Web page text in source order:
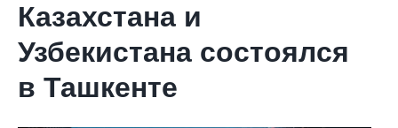
Казахстана и
Узбекистана состоялся
в Ташкенте